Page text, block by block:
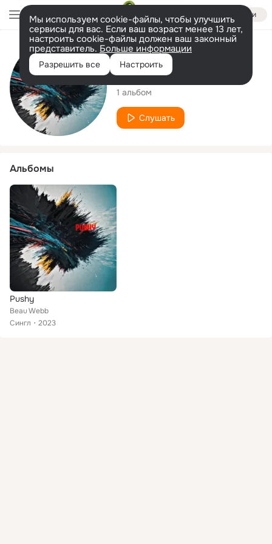
Войти
Мы используем cookie-файлы, чтобы улучшить
сервисы для вас. Если ваш возраст менее 13 лет,
настроить cookie-файлы должен ваш законный
представитель. Больше информации
Разрешить все Настроить
Исполнитель
Beau Webb
1 альбом
Слушать
Альбомы
Pushy
Beau Webb
Сингл
2023